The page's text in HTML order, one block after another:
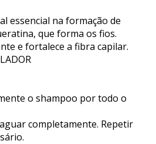
essencial na formação de
que forma os fios.
e fortalece a fibra capilar.
o shampoo por todo o
completamente. Repetir